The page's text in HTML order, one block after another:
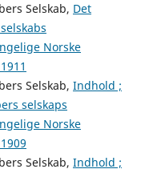
Selskab, Det
Norske
Selskab, Indhold ;
selskaps
Norske
Selskab, Indhold ;